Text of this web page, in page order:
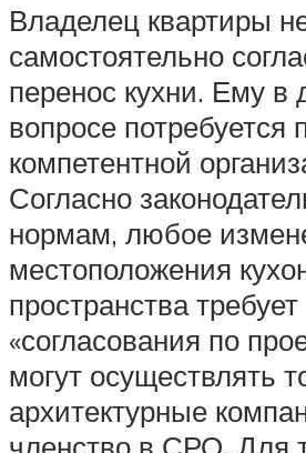
Владелец квартиры
самостоятельно
перенос кухни. Ему в
вопросе потребуется
компетентной
Согласно
нормам, любое
местоположения
пространства требует
«согласования по
могут осуществлять
архитектурные